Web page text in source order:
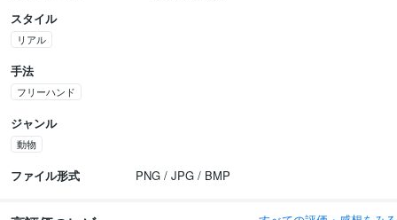
スタイル
リアル
手法
フリーハンド
ジャンル
動物
ファイル形式 PNG / JPG / BMP